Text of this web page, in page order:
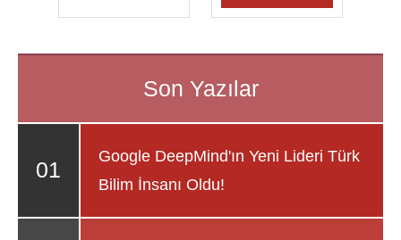
Google DeepMind'ın Yeni Lideri Türk
Bilim İnsanı Oldu!